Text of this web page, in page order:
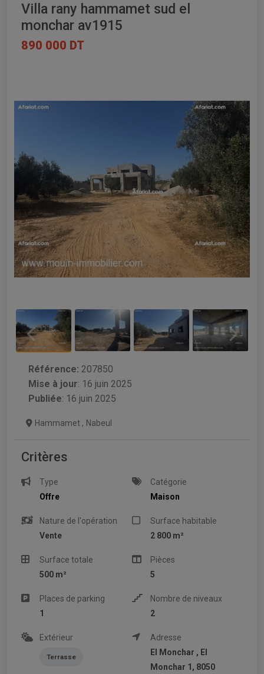
Villa rany hammamet sud el
monchar av1915
890 000 DT
Référence: 207850
Mise à jour: 16 juin 2025
Publiée: 16 juin 2025
Hammamet , Nabeul
Critères
Type
Offre
Catégorie
Maison
Nature de l'opération
Vente
Surface habitable
2 800 m²
Surface totale
500 m²
Pièces
5
Places de parking
1
Nombre de niveaux
2
Extérieur
Terrasse
Adresse
El Monchar , El
Monchar 1, 8050